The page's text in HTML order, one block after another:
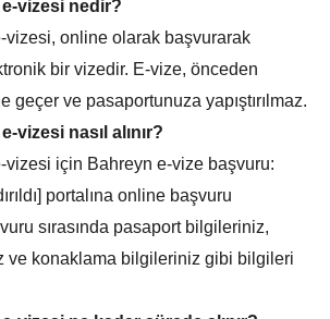
vizesi nedir?
vizesi, online olarak başvurarak
bir vizedir. E-vize, önceden
geçer ve pasaportunuza yapıştırılmaz.
vizesi nasıl alınır?
vizesi için Bahreyn e-vize başvuru:
portalına online başvuru
sırasında pasaport bilgileriniz,
ve konaklama bilgileriniz gibi bilgileri